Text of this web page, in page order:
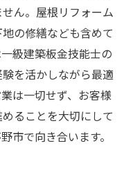
ん。屋根リフォーム
の修繕なども含めて
級建築板金技能士の
を活かしながら最適
は一切せず、お客様
ることを大切にして
市で向き合います。